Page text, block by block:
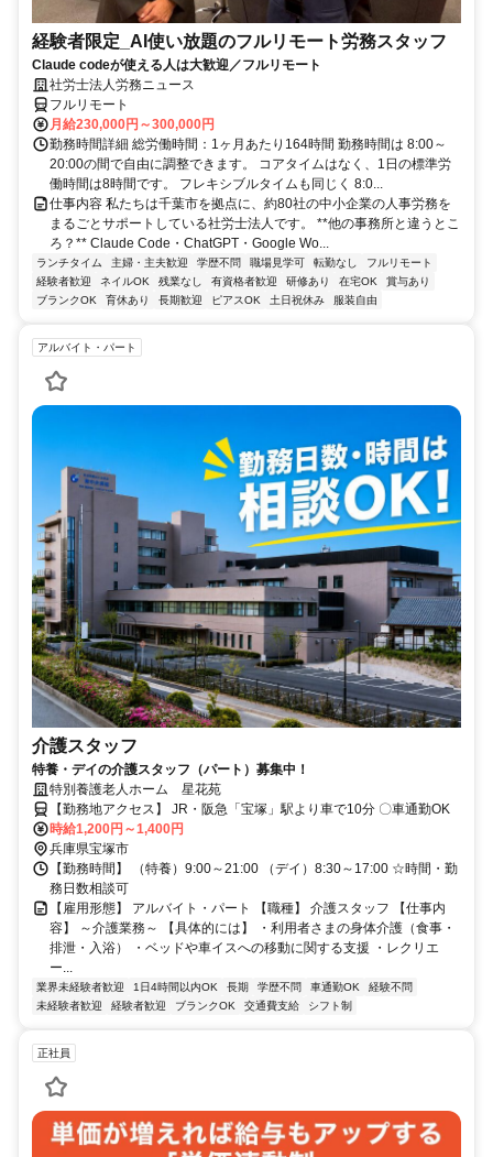
経験者限定_AI使い放題のフルリモート労務スタッフ
Claude codeが使える人は大歓迎／フルリモート
社労士法人労務ニュース
フルリモート
月給230,000円～300,000円
勤務時間詳細 総労働時間：1ヶ月あたり164時間 勤務時間は 8:00～
20:00の間で自由に調整できます。 コアタイムはなく、1日の標準労
働時間は8時間です。 フレキシブルタイムも同じく 8:0...
仕事内容 私たちは千葉市を拠点に、約80社の中小企業の人事労務を
まるごとサポートしている社労士法人です。 **他の事務所と違うとこ
ろ？** Claude Code・ChatGPT・Google Wo...
ランチタイム 主婦・主夫歓迎 学歴不問 職場見学可 転勤なし
フルリモート
経験者歓迎
ネイルOK 残業なし 有資格者歓迎 研修あり 在宅OK
賞与あり
ブランクOK
育休あり 長期歓迎 ピアスOK 土日祝休み 服装自由
アルバイト・パート
介護スタッフ
特養・デイの介護スタッフ（パート）募集中！
特別養護老人ホーム 星花苑
【勤務地アクセス】 JR・阪急「宝塚」駅より車で10分 〇車通勤OK
時給1,200円～1,400円
兵庫県宝塚市
【勤務時間】 （特養）9:00～21:00 （デイ）8:30～17:00 ☆時間・勤
務日数相談可
【雇用形態】 アルバイト・パート 【職種】 介護スタッフ 【仕事内
容】 ～介護業務～ 【具体的には】 ・利用者さまの身体介護（食事・
排泄・入浴） ・ベッドや車イスへの移動に関する支援 ・レクリエ
ー...
業界未経験者歓迎 1日4時間以内OK 長期 学歴不問 車通勤OK
経験不問
未経験者歓迎
経験者歓迎 ブランクOK 交通費支給 シフト制
正社員